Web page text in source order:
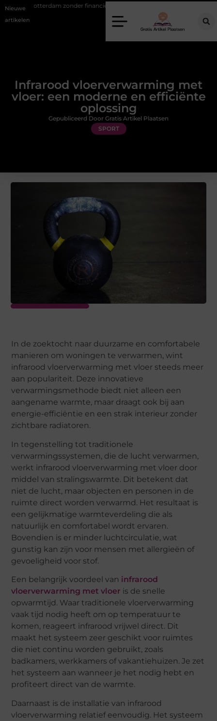
Nieuwe
artikelen
zonder financiële verrassingen
Infrarood vloerverwarming met
vloer: een moderne en efficiënte
oplossing
SPORT
Gepubliceerd Door Gratis Artikel Plaatsen
In de zoektocht naar duurzame en comfortabele
manieren om woningen te verwarmen, wint
infrarood vloerverwarming met vloer steeds meer
aan populariteit. Deze innovatieve
verwarmingsmethode biedt niet alleen een
aangename warmte, maar draagt ook bij aan
energie-efficiëntie en een strak interieur zonder
zichtbare radiatoren.
In tegenstelling tot traditionele
verwarmingssystemen, die de lucht verwarmen,
werkt infrarood vloerverwarming met vloer door
middel van stralingswarmte. Dit betekent dat
niet de lucht, maar objecten en personen in de
ruimte direct worden verwarmd. Het resultaat is
een gelijkmatige warmteverdeling die als
natuurlijk en comfortabel wordt ervaren.
Bovendien is er minder luchtcirculatie, wat
gunstig kan zijn voor mensen met allergieën of
gevoeligheid voor stof.
Een belangrijk voordeel van infrarood
vloerverwarming met vloer is de snelle
opwarmtijd. Waar traditionele vloerverwarming
vaak tijd nodig heeft om op temperatuur te
komen, reageert infrarood vrijwel direct. Dit
maakt het systeem zeer geschikt voor ruimtes
die niet continu worden gebruikt, zoals
badkamers, werkkamers of vakantiehuizen. Je zet
het systeem aan wanneer je het nodig hebt en
profiteert direct van de warmte.
Daarnaast is de installatie van infrarood
vloerverwarming relatief eenvoudig. Het systeem